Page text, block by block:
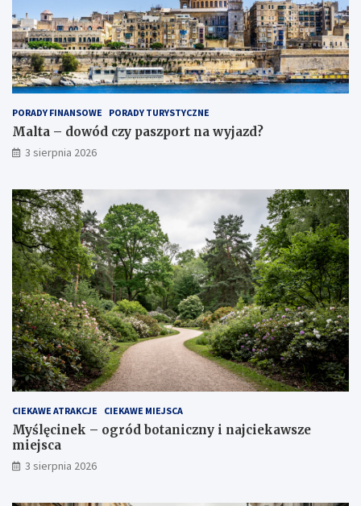
PORADY FINANSOWE PORADY TURYSTYCZNE
Malta – dowód czy paszport na wyjazd?
3 sierpnia 2026
CIEKAWE ATRAKCJE CIEKAWE MIEJSCA
Myślęcinek – ogród botaniczny i najciekawsze
miejsca
3 sierpnia 2026